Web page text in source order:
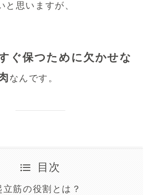
と思いますが、
ぐ保つために欠かせな
なんです。
目次
筋の役割とは？